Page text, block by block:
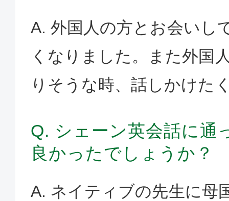
A. 外国人の方とお会いし
くなりました。また外国
りそうな時、話しかけた
Q. シェーン英会話に通
良かったでしょうか？
A. ネイティブの先生に母